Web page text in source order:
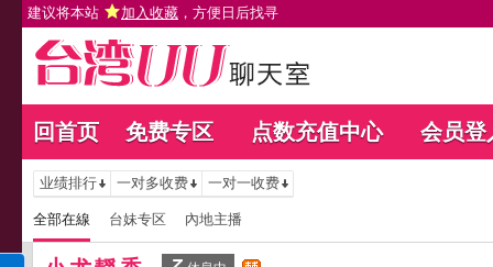
建议将本站 加入收藏 ，方便日后找寻
回首页 免费专区 点数充值中心 会员登
业绩排行 一对多收费 一对一收费
全部在線 台妹专区 內地主播